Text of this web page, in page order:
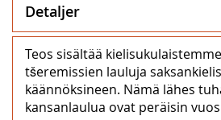
Detaljer
Teos sisältää
tšeremissien lauluja
käännöksineen. Nämä lähes
kansanlaulua ovat peräisin